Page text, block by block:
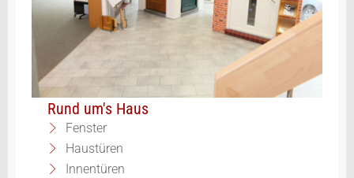
Rund um's Haus
Fenster
Haustüren
Innentüren